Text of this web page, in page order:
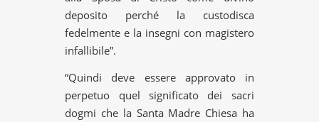
deposito perché la custodisca
fedelmente e la insegni con magistero
infallibile”.
“Quindi deve essere approvato in
perpetuo quel significato dei sacri
dogmi che la Santa Madre Chiesa ha